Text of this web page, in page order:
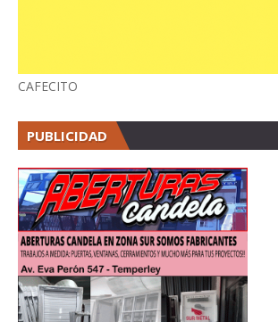
CAFECITO
PUBLICIDAD